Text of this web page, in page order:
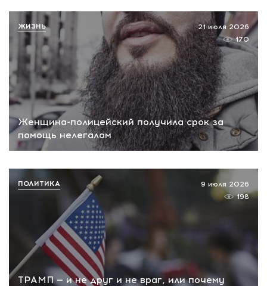
Женщина-полицейский получила срок за
помощь нелегалам
21 июля 2026
170
ЖИЗНЬ
ТРАМП — и не друг и не враг, или почему
9 июля 2026
198
ПОЛИТИКА